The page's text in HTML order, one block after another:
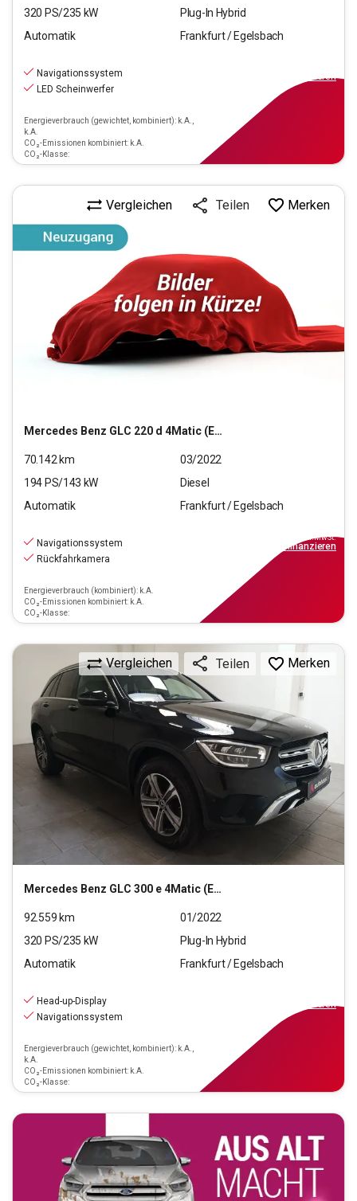
320 PS/235 kW
Plug-In Hybrid
Automatik
Frankfurt / Egelsbach
Navigationssystem
LED Scheinwerfer
Energieverbrauch (gewichtet, kombiniert): k.A.,
k.A.
CO₂-Emissionen kombiniert: k.A.
CO₂-Klasse:
finanzieren
Mercedes Benz GLC 220 d 4Matic (EURO 6d)
Vergleichen Teilen Merken
70.142 km
03/2022
194 PS/143 kW
Diesel
Automatik
Frankfurt / Egelsbach
Navigationssystem
Rückfahrkamera
Energieverbrauch (kombiniert): k.A.
CO₂-Emissionen kombiniert: k.A.
CO₂-Klasse:
inkl.MwSt.
finanzieren
Mercedes Benz GLC 300 e 4Matic (EURO 6d)
Vergleichen Teilen Merken
92.559 km
01/2022
320 PS/235 kW
Plug-In Hybrid
Automatik
Frankfurt / Egelsbach
Head-up-Display
Navigationssystem
Energieverbrauch (gewichtet, kombiniert): k.A.,
k.A.
CO₂-Emissionen kombiniert: k.A.
CO₂-Klasse:
finanzieren